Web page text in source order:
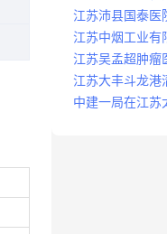
法
江苏沛县国泰医
江苏中烟工业有
容项目招标
江苏吴孟超肿瘤
江苏大丰斗龙港
中建一局在江苏